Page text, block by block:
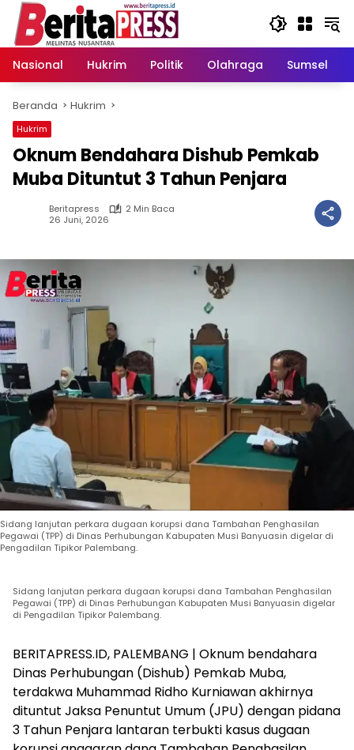
Langsung
konten
Nasional
Hukrim Politik Olahraga Sumsel
Beranda Hukrim
Hukrim
Oknum Bendahara Dishub Pemkab
Muba Dituntut 3 Tahun Penjara
Beritapress
2 Min Baca
26 Juni, 2026
Sidang lanjutan perkara dugaan korupsi dana Tambahan Penghasilan
Pegawai (TPP) di Dinas Perhubungan Kabupaten Musi Banyuasin digelar di
Pengadilan Tipikor Palembang.
Sidang lanjutan perkara dugaan korupsi dana Tambahan Penghasilan
Pegawai (TPP) di Dinas Perhubungan Kabupaten Musi Banyuasin digelar
di Pengadilan Tipikor Palembang.
BERITAPRESS.ID, PALEMBANG | Oknum bendahara
Dinas Perhubungan (Dishub) Pemkab Muba,
terdakwa Muhammad Ridho Kurniawan akhirnya
dituntut Jaksa Penuntut Umum (JPU) dengan pidana
3 Tahun Penjara lantaran terbukti kasus dugaan